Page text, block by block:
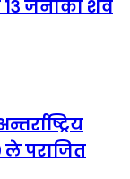
जनाको शव
ले पराजित